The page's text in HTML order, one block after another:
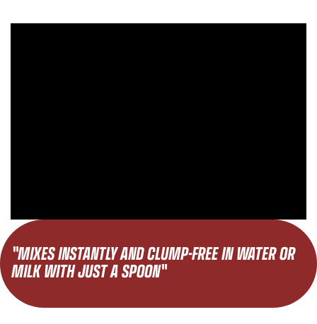
"MIXES INSTANTLY AND CLUMP-FREE IN WATER OR
MILK WITH JUST A SPOON"